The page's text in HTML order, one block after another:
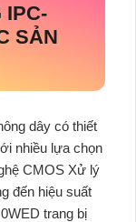
IPC-
SẢN
dây có thiết
nhiều lựa chọn
CMOS Xử lý
đến hiệu suất
trang bị